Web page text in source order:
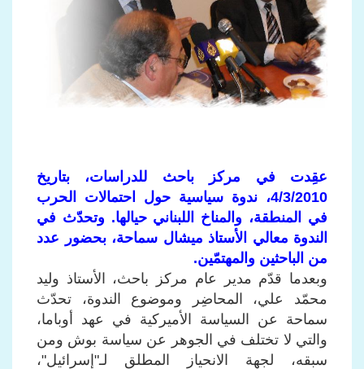
عقِدت في مركز باحث للدراسات، بتاريخ
4/3/2010، ندوة سياسية حول احتمالات الحرب
في المنطقة، والمناخ اللبناني حيالها. وتحدّث في
الندوة معالي الأستاذ ميشال سماحة، بحضور عدد
من الباحثين والمهتمّين.
وبعدما قدّم مدير عام مركز باحث، الأستاذ وليد
محمّد علي، المحاضِر وموضوع الندوة، تحدّث
سماحة عن السياسة الأميركية في عهد أوباما،
والتي لا تختلف في الجوهر عن سياسة بوش ومن
سبقه، لجهة الانحياز المطلق لـ"إسرائيل"،